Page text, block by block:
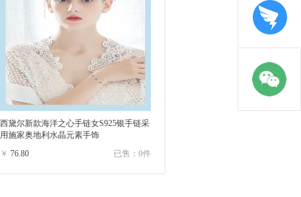
西黛尔新款海洋之心手链女S925银手链采
用施家奥地利水晶元素手饰
￥ 76.80 已售：0件